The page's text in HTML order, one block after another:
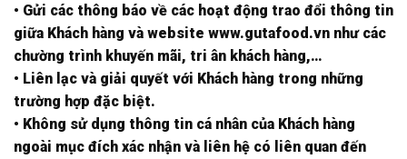
• Gửi các thông báo về các hoạt động trao đổi thông tin
giữa Khách hàng và website www.gutafood.vn như các
chường trình khuyến mãi, tri ân khách hàng,…
• Liên lạc và giải quyết với Khách hàng trong những
trường hợp đặc biệt.
• Không sử dụng thông tin cá nhân của Khách hàng
ngoài mục đích xác nhận và liên hệ có liên quan đến